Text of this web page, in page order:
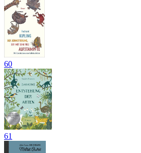
60
61